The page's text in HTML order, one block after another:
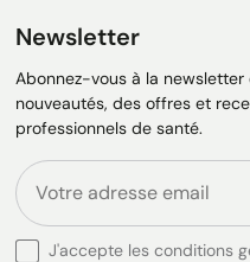
Newsletter
Abonnez-vous à la
nouveautés, des offres et
professionnels de santé.
J'accepte les conditions